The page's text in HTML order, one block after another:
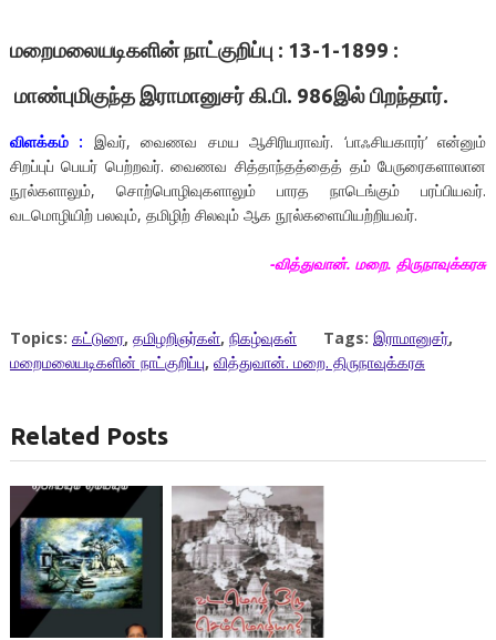
மறைமலையடிகளின் நாட்குறிப்பு : 13-1-1899 :
மாண்புமிகுந்த இராமானுசர் கி.பி. 986இல் பிறந்தார்.
விளக்கம் : இவர், வைணவ சமய ஆசிரியராவர். ‘பாஃசியகாரர்’ என்னும்
சிறப்புப் பெயர் பெற்றவர். வைணவ சித்தாந்தத்தைத் தம் பேருரைகளாலான
நூல்களாலும், சொற்பொழிவுகளாலும் பாரத நாடெங்கும் பரப்பியவர்.
வடமொழியிற் பலவும், தமிழிற் சிலவும் ஆக நூல்களையியற்றியவர்.
-வித்துவான். மறை. திருநாவுக்கரசு
Topics: கட்டுரை, தமிழறிஞர்கள், நிகழ்வுகள் Tags: இராமானுசர்,
மறைமலையடிகளின் நாட்குறிப்பு, வித்துவான். மறை. திருநாவுக்கரசு
Related Posts